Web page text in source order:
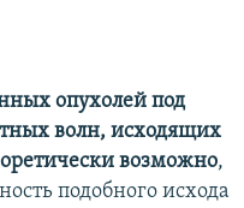
опухолей под
волн, исходящих
возможно,
подобного исхода